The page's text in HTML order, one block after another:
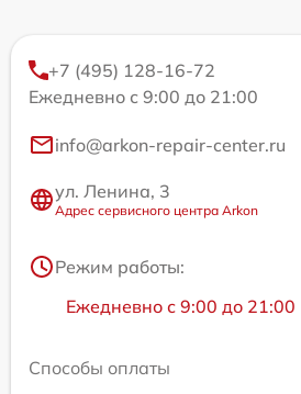
+7 (495) 128-16-72
Ежедневно с 9:00 до 21:00
info@arkon-repair-center.ru
ул. Ленина, 3
Адрес сервисного центра Arkon
Режим работы:
Ежедневно с 9:00 до 21:00
Способы оплаты